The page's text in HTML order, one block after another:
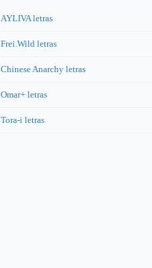
AYLIVA letras
Frei.Wild letras
Chinese Anarchy letras
Omar+ letras
Tora-i letras